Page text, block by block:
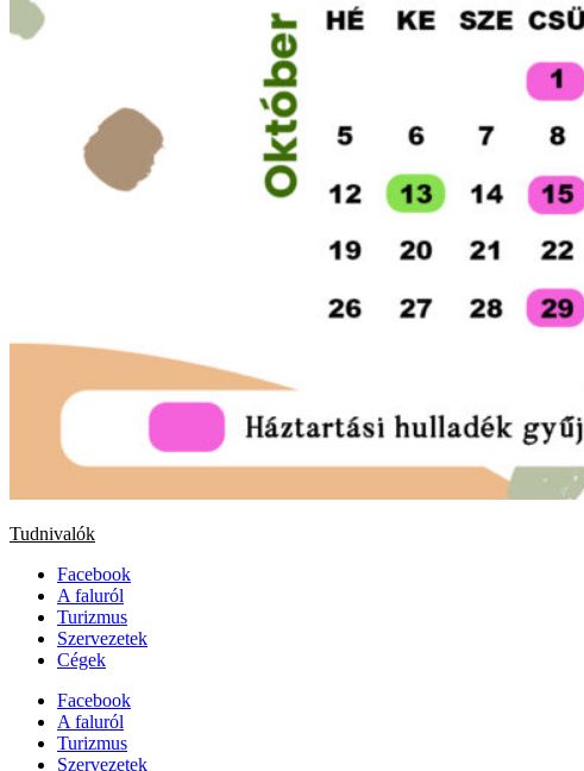
Tudnivalók
Facebook
A faluról
Turizmus
Szervezetek
Cégek
Facebook
A faluról
Turizmus
Szervezetek